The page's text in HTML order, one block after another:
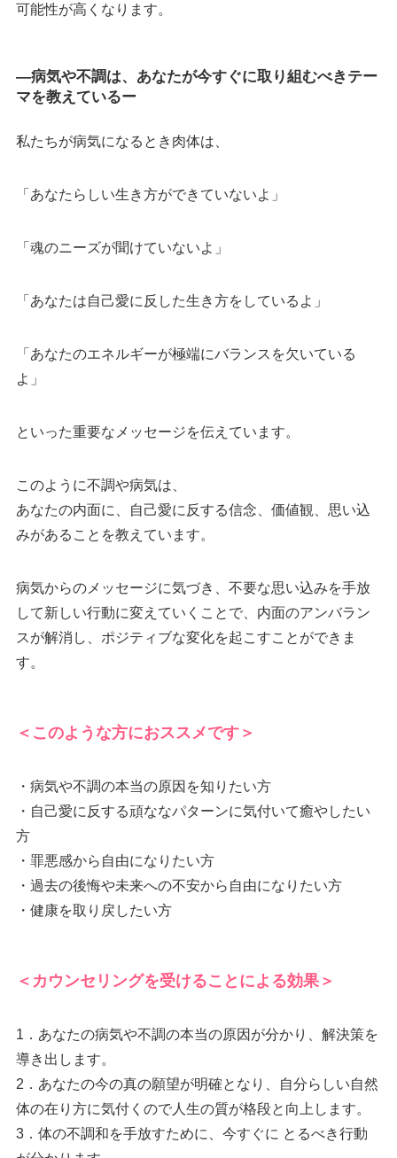
可能性が高くなります。
―病気や不調は、あなたが今すぐに取り組むべきテー
マを教えているー
私たちが病気になるとき肉体は、
「あなたらしい生き方ができていないよ」
「魂のニーズが聞けていないよ」
「あなたは自己愛に反した生き方をしているよ」
「あなたのエネルギーが極端にバランスを欠いている
よ」
といった重要なメッセージを伝えています。
このように不調や病気は、
あなたの内面に、自己愛に反する信念、価値観、思い込
みがあることを教えています。
病気からのメッセージに気づき、不要な思い込みを手放
して新しい行動に変えていくことで、内面のアンバラン
スが解消し、ポジティブな変化を起こすことができま
す。
＜このような方におススメです＞
・病気や不調の本当の原因を知りたい方
・自己愛に反する頑ななパターンに気付いて癒やしたい
方
・罪悪感から自由になりたい方
・過去の後悔や未来への不安から自由になりたい方
・健康を取り戻したい方
＜カウンセリングを受けることによる効果＞
1．あなたの病気や不調の本当の原因が分かり、解決策を
導き出します。
2．あなたの今の真の願望が明確となり、自分らしい自然
体の在り方に気付くので人生の質が格段と向上します。
3．体の不調和を手放すために、今すぐに とるべき行動